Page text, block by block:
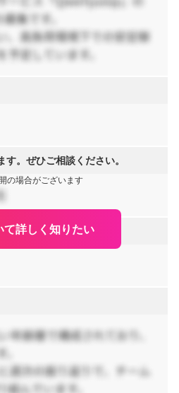
す。ぜひご相談ください。
の場合がございます
て詳しく知りたい